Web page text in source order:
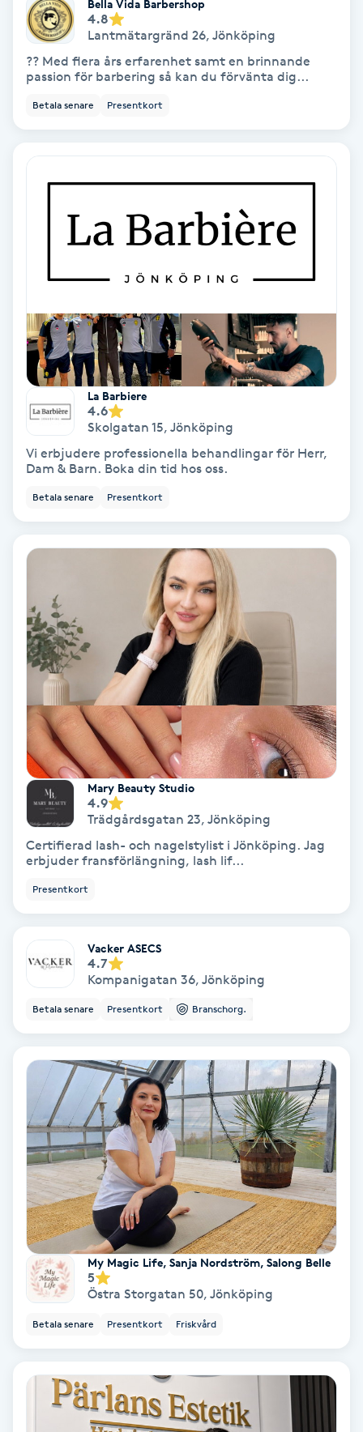
Fransförlängning Volym
Fransk manikyr
Fransrengöring
Frekvensterapi
Friskvårdsmassage
Funktionsanalys
Färgning
Föning
Gel naglar
Gellack med förstärkning
Gravidmassage
Gravidyoga
Gruppträning
Gua Sha-massage
Healing
Herrklippning
HIFU
Hollywood Peel
Hot Stone Massage
Hot yoga
Hudföryngring
Huduppstramning
Hudvård
Hyaluronsyra
Bella Vida Barbershop
4.8
Lantmätargränd 26, Jönköping
?? Med flera års erfarenhet samt en brinnande
passion för barbering så kan du förvänta dig...
Betala senare Presentkort
La Barbiere
4.6
Skolgatan 15, Jönköping
Vi erbjudere professionella behandlingar för Herr,
Dam & Barn. Boka din tid hos oss.
Betala senare Presentkort
Mary Beauty Studio
4.9
Trädgårdsgatan 23, Jönköping
Certifierad lash- och nagelstylist i Jönköping. Jag
erbjuder fransförlängning, lash lif...
Presentkort
Vacker ASECS
4.7
Kompanigatan 36, Jönköping
Betala senare Presentkort Branschorg.
My Magic Life, Sanja Nordström, Salong Belle
5
Östra Storgatan 50, Jönköping
Betala senare Presentkort Friskvård